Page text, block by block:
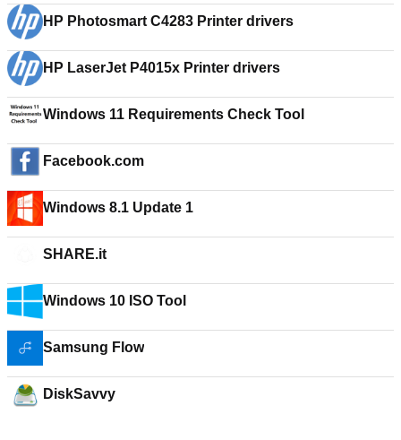
HP Photosmart C4283 Printer drivers
HP LaserJet P4015x Printer drivers
Windows 11 Requirements Check Tool
Facebook.com
Windows 8.1 Update 1
SHARE.it
Windows 10 ISO Tool
Samsung Flow
DiskSavvy